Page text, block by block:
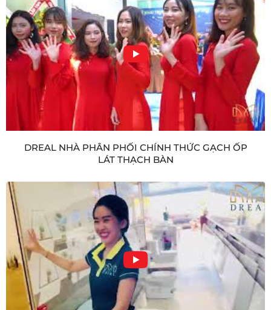
DREAL NHÀ PHÂN PHỐI CHÍNH THỨC GẠCH ỐP
LÁT THẠCH BÀN